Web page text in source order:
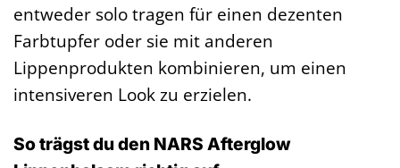
entweder solo tragen für einen dezenten
Farbtupfer oder sie mit anderen
Lippenprodukten kombinieren, um einen
intensiveren Look zu erzielen.
So trägst du den NARS Afterglow